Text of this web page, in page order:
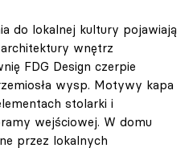
do lokalnej kultury pojawiają
wnętrz
FDG Design czerpie
wysp. Motywy kapa
stolarki i
wejściowej. W domu
przez lokalnych